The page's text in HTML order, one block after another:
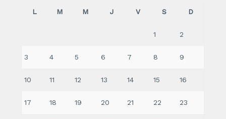
L M M J V S D
1 2
3 4 5 6 7 8 9
10 11 12 13 14 15 16
17 18 19 20 21 22 23